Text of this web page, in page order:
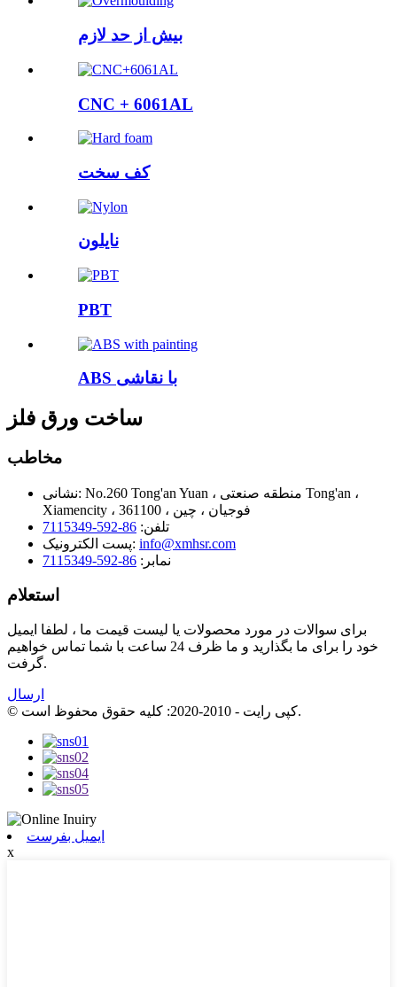
بیش از حد لازم
CNC + 6061AL
کف سخت
نایلون
PBT
ABS با نقاشی
ساخت ورق فلز
مخاطب
نشانی: No.260 Tong'an Yuan ، منطقه صنعتی Tong'an ،
Xiamencity ، 361100 ، فوجیان ، چین
تلفن: 86-592-7115349
پست الکترونیک: info@xmhsr.com
نمابر: 86-592-7115349
استعلام
برای سوالات در مورد محصولات یا لیست قیمت ما ، لطفا ایمیل
خود را برای ما بگذارید و ما ظرف 24 ساعت با شما تماس خواهیم
گرفت.
ارسال
© کپی رایت - 2010-2020: کلیه حقوق محفوظ است.
ایمیل بفرست
x